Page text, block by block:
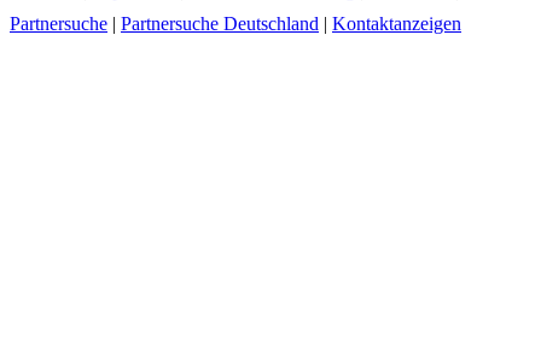
Partnersuche | Partnersuche Deutschland | Kontaktanzeigen